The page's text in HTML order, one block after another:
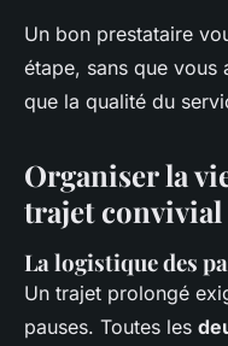
Un bon prestataire
étape, sans que vous
que la qualité du
Organiser la
trajet convivial
La logistique des
Un trajet prolongé
pauses. Toutes les